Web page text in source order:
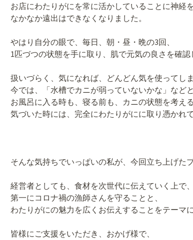
お店にわたりがにを常に活かしていることに神経を
なかなか遠出はできなくなりました。
やはり自分の眼で、毎日、朝・昼・晩の3回、
1匹づつの状態を手に取り、肌で元気の良さを確認
扱いづらく、気になれば、どんどん気を使ってし
今では、「水槽でカニが弱っていないかな」などと
お風呂に入る時も、寝る前も、カニの状態を考え
気づいた時には、完全にわたりがにに取り憑かれ
そんな気持ちでいっぱいの私が、今回立ち上げた
経営者としても、食材を次世代に伝えていく上で、
第一にコロナ禍の漁師さんを守ることと、
わたりがにの魅力を広くお伝えすることをテーマ
皆様にご支援をいただき、おかげ様で、